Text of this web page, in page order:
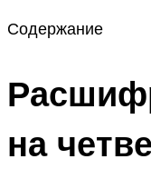
Содержание
на